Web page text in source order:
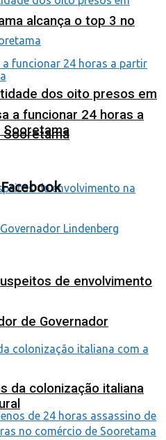
dos oito presos em
de envolvimento
de Governador
alcança o top 3 no
a funcionar 24 horas a
da colonização italiana